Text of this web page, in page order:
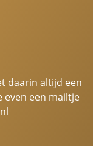
daarin altijd een
een mailtje